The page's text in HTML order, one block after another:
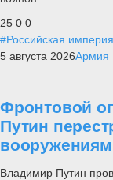
25 0 0
#Российская империя
5 августа 2026Армия
Фронтовой
Путин
Владимир Путин